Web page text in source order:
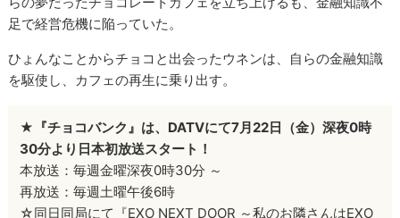
足で経営危機に陥っていた。
ひょんなことからチョコと出会ったウネンは、自らの金融知識
を駆使し、カフェの再生に乗り出す。
★『チョコバンク』は、DATVにて7月22日（金）深夜0時
30分より日本初放送スタート！
本放送：毎週金曜深夜0時30分 ～
再放送：毎週土曜午後6時
☆同日同局にて『EXO NEXT DOOR ～私のお隣さんはEXO